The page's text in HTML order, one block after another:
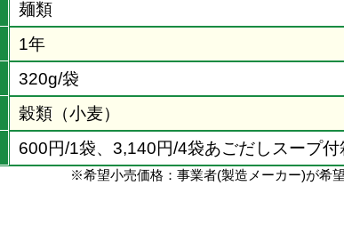
麺類
1年
320g/袋
穀類（小麦）
600円/1袋、3,140円/4袋あごだしスープ付
※希望小売価格：事業者(製造メーカー)が希